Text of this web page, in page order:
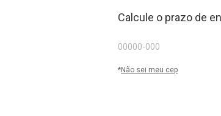
Calcule o prazo de
*Não sei meu cep